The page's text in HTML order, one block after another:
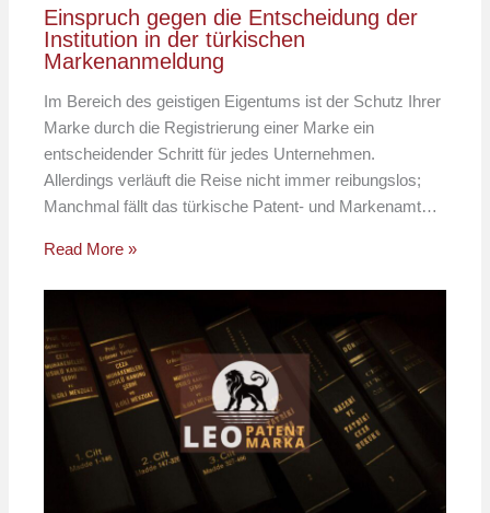
Einspruch gegen die Entscheidung der
Institution in der türkischen
Markenanmeldung
Im Bereich des geistigen Eigentums ist der Schutz Ihrer
Marke durch die Registrierung einer Marke ein
entscheidender Schritt für jedes Unternehmen.
Allerdings verläuft die Reise nicht immer reibungslos;
Manchmal fällt das türkische Patent- und Markenamt…
Read More »